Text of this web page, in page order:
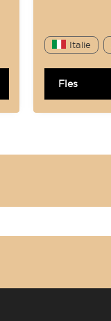
Italie
Fles